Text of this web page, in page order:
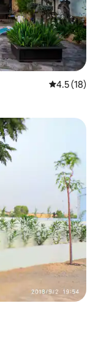
Calificación
4.5 (18)